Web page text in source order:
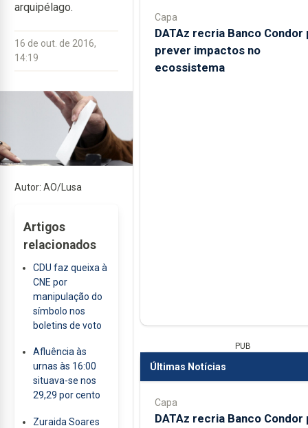
arquipélago.
16 de out. de 2016,
14:19
Autor: AO/Lusa
Artigos
relacionados
CDU faz queixa à
CNE por
manipulação do
símbolo nos
boletins de voto
Afluência às
urnas às 16:00
situava-se nos
29,29 por cento
Zuraida Soares
Capa
DATAz recria Banco Condor
prever impactos no
ecossistema
PUB
Últimas Notícias
Capa
DATAz recria Banco Condor